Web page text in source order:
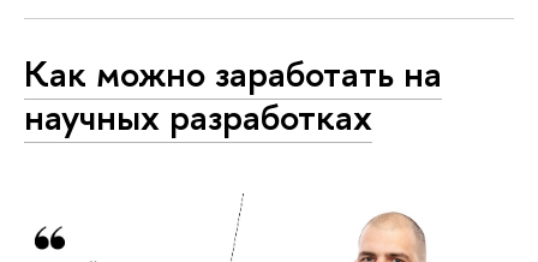
Как можно заработать на
научных разработках